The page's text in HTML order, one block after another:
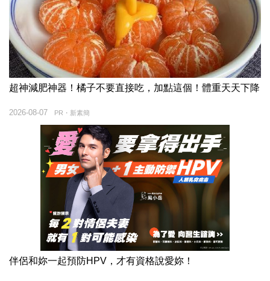
超神減肥神器！橘子不要直接吃，加點這個！體重天天下降
PR・新素簡
2026-08-07
伴侶和妳一起預防HPV，才有資格說愛妳！